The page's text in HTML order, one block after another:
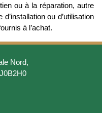
ou à la réparation, autre
ou d’utilisation
à l’achat.
Nord,